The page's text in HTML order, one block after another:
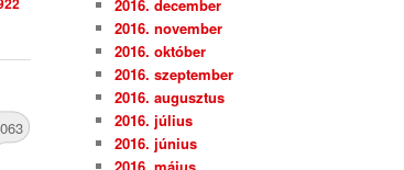
2016. december
2016. november
2016. október
2016. szeptember
2016. augusztus
2016. július
2016. június